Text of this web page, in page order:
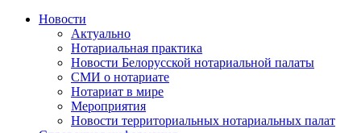
Новости
Актуально
Нотариальная практика
Новости Белорусской нотариальной палаты
СМИ о нотариате
Нотариат в мире
Мероприятия
Новости территориальных нотариальных палат